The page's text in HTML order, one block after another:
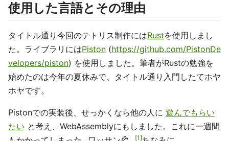
使用した言語とその理由
タイトル通り今回のテトリス制作にはRustを使用しまし
た。ライブラリにはPiston (https://github.com/PistonDe
velopers/piston) を使用しました。筆者がRustの勉強を
始めたのは今年の夏休みで、タイトル通り入門したてホヤ
ホヤです。
Pistonでの実装後、せっかくなら他の人に 遊んでもらい
たい と考え、WebAssemblyにもしました。これに一週間
1